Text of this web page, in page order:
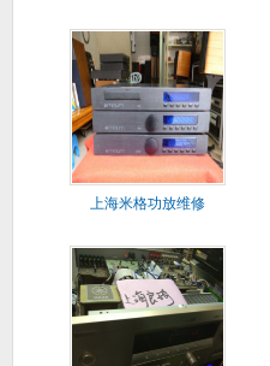
上海米格功放维修